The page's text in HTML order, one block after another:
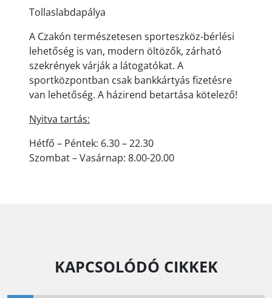
Tollaslabdapálya
A Czakón természetesen sporteszköz-bérlési
lehetőség is van, modern öltözők, zárható
szekrények várják a látogatókat. A
sportközpontban csak bankkártyás fizetésre
van lehetőség. A házirend betartása kötelező!
Nyitva tartás:
Hétfő – Péntek: 6.30 – 22.30
Szombat – Vasárnap: 8.00-20.00
KAPCSOLÓDÓ CIKKEK